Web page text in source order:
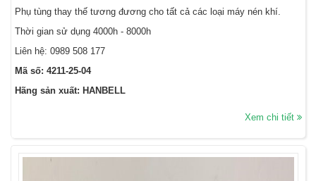
Phụ tùng thay thế tương đương cho tất cả các loại máy nén khí.
Thời gian sử dụng 4000h - 8000h
Liên hệ: 0989 508 177
Mã số: 4211-25-04
Hãng sản xuất: HANBELL
Xem chi tiết